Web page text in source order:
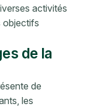
activités
objectifs
de la
de
les